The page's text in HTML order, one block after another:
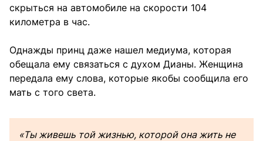
скрыться на автомобиле на скорости 104
километра в час.
Однажды принц даже нашел медиума, которая
обещала ему связаться с духом Дианы. Женщина
передала ему слова, которые якобы сообщила его
мать с того света.
«Ты живешь той жизнью, которой она жить не